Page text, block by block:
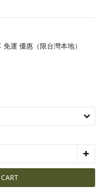
運 優惠（限台灣本地）